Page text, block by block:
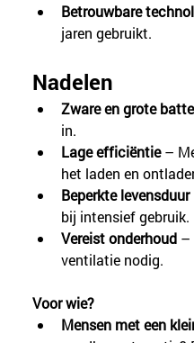
Betrouwbare
jaren gebruikt.
Nadelen
Zware en grote
in.
Lage efficiëntie –
het laden en
Beperkte levensduur
bij intensief gebruik.
Vereist onderhoud –
ventilatie nodig.
Voor wie?
Mensen met een